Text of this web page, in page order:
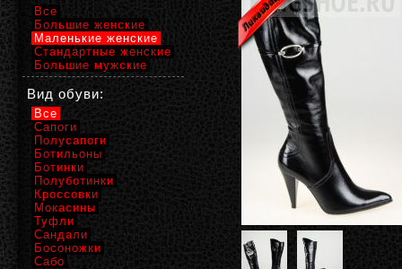
Все
Большие женские
Маленькие женские
Стандартные женские
Большие мужские
Вид обуви:
Все
Сапоги
Полусапоги
Ботильоны
Ботинки
Полуботинки
Кроссовки
Мокасины
Туфли
Сандали
Босоножки
Сабо